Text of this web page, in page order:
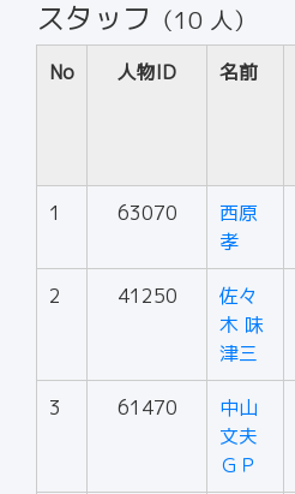
スタッフ （10 人）
No 人物ID 名前
1 63070
西原
孝
2 41250
佐々
木 味
津三
3 61470
中山
文夫
ＧＰ